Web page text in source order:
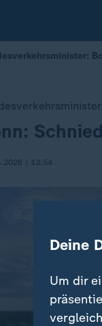
| 13:54
Deine
Um dir